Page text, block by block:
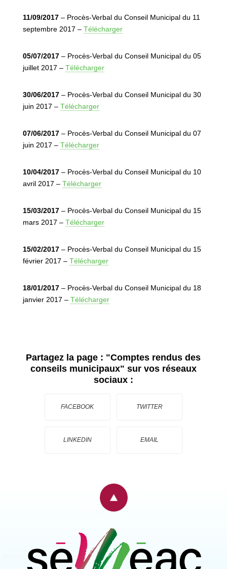
11/09/2017– Procès-Verbal du Conseil Municipal du 11
septembre 2017 – Télécharger
05/07/2017– Procès-Verbal du Conseil Municipal du 05
juillet 2017 – Télécharger
30/06/2017– Procès-Verbal du Conseil Municipal du 30
juin 2017 – Télécharger
07/06/2017– Procès-Verbal du Conseil Municipal du 07
juin 2017 – Télécharger
10/04/2017– Procès-Verbal du Conseil Municipal du 10
avril 2017 – Télécharger
15/03/2017– Procès-Verbal du Conseil Municipal du 15
mars 2017 – Télécharger
15/02/2017– Procès-Verbal du Conseil Municipal du 15
février 2017 – Télécharger
18/01/2017– Procès-Verbal du Conseil Municipal du 18
janvier 2017 – Télécharger
Partagez la page : "Comptes rendus des
conseils municipaux" sur vos réseaux
sociaux :
FACEBOOK TWITTER
LINKEDIN EMAIL